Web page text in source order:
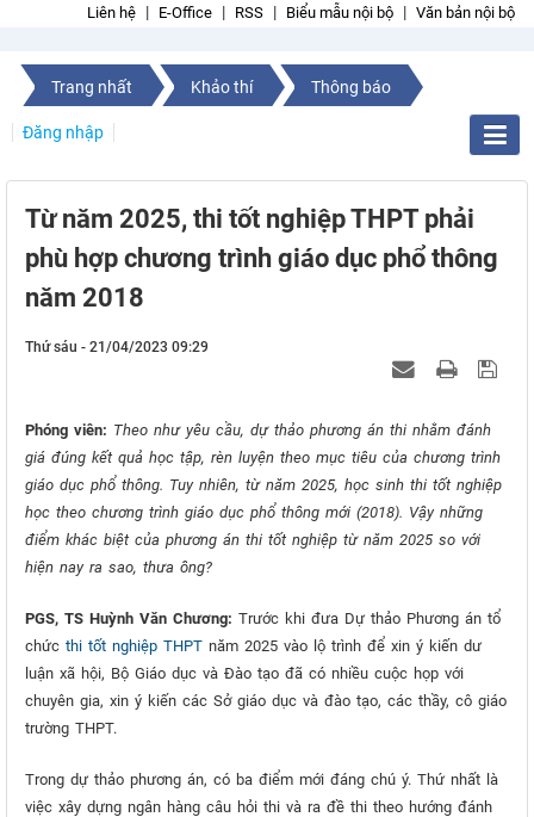
Liên hệ E-Office RSS Biểu mẫu nội bộ Văn bản nội bộ
Trang nhất Khảo thí Thông báo
Đăng nhập
Từ năm 2025, thi tốt nghiệp THPT phải
phù hợp chương trình giáo dục phổ thông
năm 2018
Thứ sáu - 21/04/2023 09:29
Phóng viên: Theo như yêu cầu, dự thảo phương án thi nhằm đánh
giá đúng kết quả học tập, rèn luyện theo mục tiêu của chương trình
giáo dục phổ thông. Tuy nhiên, từ năm 2025, học sinh thi tốt nghiệp
học theo chương trình giáo dục phổ thông mới (2018). Vậy những
điểm khác biệt của phương án thi tốt nghiệp từ năm 2025 so với
hiện nay ra sao, thưa ông?
PGS, TS Huỳnh Văn Chương: Trước khi đưa Dự thảo Phương án tổ
chức thi tốt nghiệp THPT năm 2025 vào lộ trình để xin ý kiến dư
luận xã hội, Bộ Giáo dục và Đào tạo đã có nhiều cuộc họp với
chuyên gia, xin ý kiến các Sở giáo dục và đào tạo, các thầy, cô giáo
trường THPT.
Trong dự thảo phương án, có ba điểm mới đáng chú ý. Thứ nhất là
việc xây dựng ngân hàng câu hỏi thi và ra đề thi theo hướng đánh